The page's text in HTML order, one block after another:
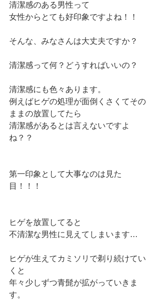
清潔感のある男性って
女性からとても好印象ですよね！！
そんな、みなさんは大丈夫ですか？
清潔感って何？どうすればいいの？
清潔感にも色々あります。
例えばヒゲの処理が面倒くさくてその
ままの放置してたら
清潔感があるとは言えないですよ
ね？？
第一印象として大事なのは見た
目！！！
ヒゲを放置してると
不清潔な男性に見えてしまいます…
ヒゲが生えてカミソリで剃り続けてい
くと
年々少しずつ青髭が拡がっていきま
す。